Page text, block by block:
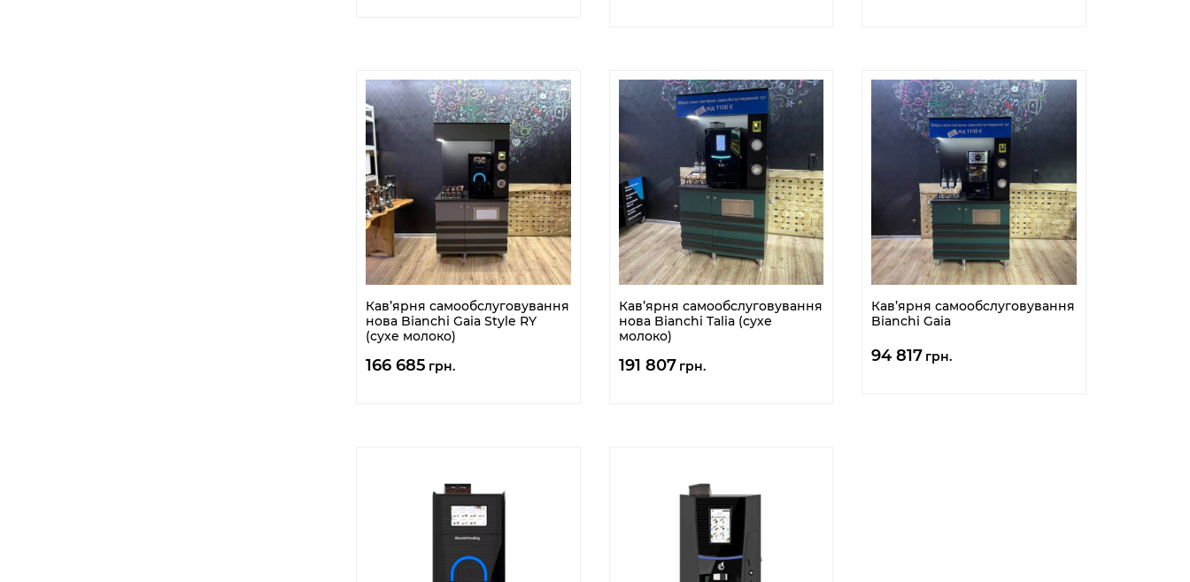
Кав’ярня самообслуговування
нова Bianchi Gaia Style RY
(сухе молоко)
166 685 грн.
Кав’ярня самообслуговування
нова Bianchi Talia (сухе
молоко)
191 807 грн.
Кав’ярня самообслуговування
Bianchi Gaia
94 817 грн.